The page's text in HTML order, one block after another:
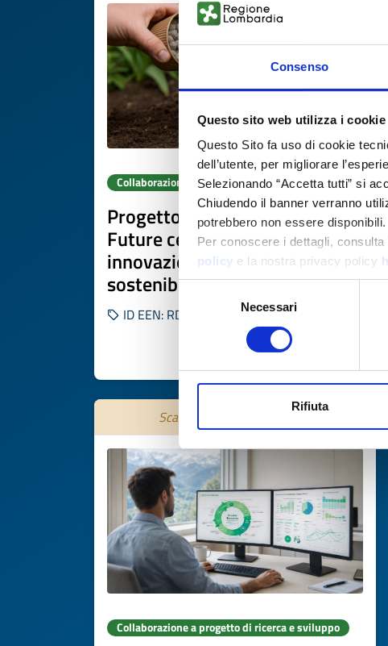
Consenso
Questo sito web utilizza i cookie
Questo Sito fa uso di cookie
dell’utente, per migliorare
Selezionando “Accetta tutti” si
Chiudendo il banner verranno
potrebbero non essere disponibili.
Per conoscere i dettagli,
policy e la nostra privacy policy
del
Necessari
Rifiuta
Collaborazione a progetto di ricerca e sviluppo
Progetto olandese Farm of the
Future cerca PMI europee per
innovazioni in agricoltura
sostenibile
ID EEN: RDRNL20260421007
Scade il 15 settembre 2026
Collaborazione a progetto di ricerca e sviluppo